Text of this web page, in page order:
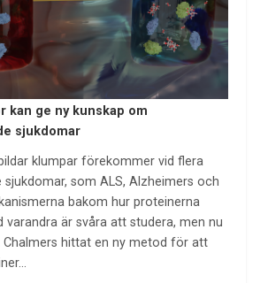
kan ge ny kunskap om
sjukdomar
klumpar förekommer vid flera
sjukdomar, som ALS, Alzheimers och
bakom hur proteinerna
varandra är svåra att studera, men nu
hittat en ny metod för att